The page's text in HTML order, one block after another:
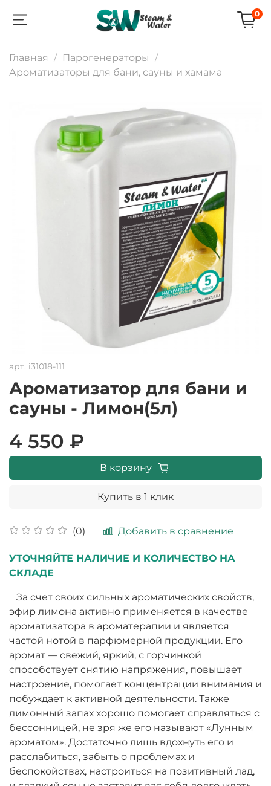
0
Главная
Парогенераторы
Ароматизаторы для бани, сауны и хамама
арт. i31018-111
Ароматизатор для бани и
сауны - Лимон(5л)
(0) Добавить в сравнение
4 550 ₽
В корзину
Купить в 1 клик
УТОЧНЯЙТЕ НАЛИЧИЕ И КОЛИЧЕСТВО НА
СКЛАДЕ
За счет своих сильных ароматических свойств,
эфир лимона активно применяется в качестве
ароматизатора в ароматерапии и является
частой нотой в парфюмерной продукции. Его
аромат — свежий, яркий, с горчинкой
способствует снятию напряжения, повышает
настроение, помогает концентрации внимания и
побуждает к активной деятельности. Также
лимонный запах хорошо помогает справляться с
бессонницей, не зря же его называют «Лунным
ароматом». Достаточно лишь вдохнуть его и
расслабиться, забыть о проблемах и
беспокойствах, настроиться на позитивный лад,